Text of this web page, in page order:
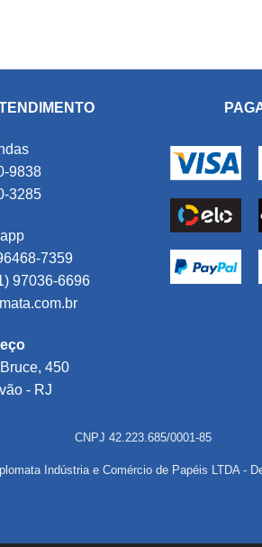
9838
3285
7359
97036-6696
450
- RJ
CNPJ 42.223.685/0001-85
Indústria e Comércio de Papéis LTDA -